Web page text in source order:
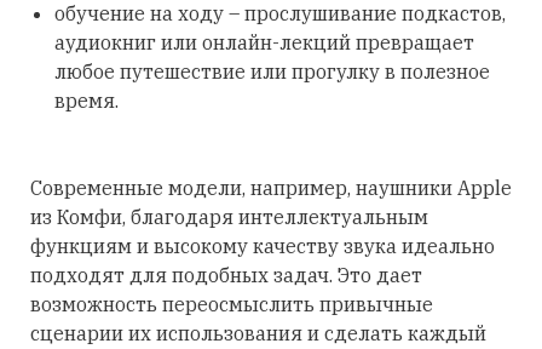
обучение на ходу – прослушивание подкастов,
аудиокниг или онлайн-лекций превращает
любое путешествие или прогулку в полезное
время.
Современные модели, например, наушники Apple
из Комфи, благодаря интеллектуальным
функциям и высокому качеству звука идеально
подходят для подобных задач. Это дает
возможность переосмыслить привычные
сценарии их использования и сделать каждый